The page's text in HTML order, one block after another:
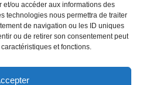
ou accéder aux informations des
technologies nous permettra de traiter
de navigation ou les ID uniques
ou de retirer son consentement peut
et fonctions.
- Copyright © 2026 La